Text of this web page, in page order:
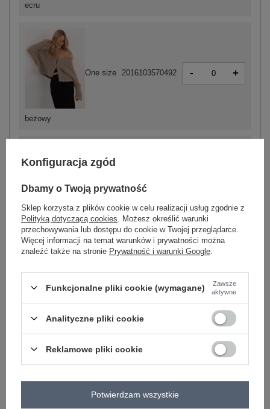
beżowy
One size 2016103570492 - +
jasny beżowy
One size 2016103570522
ecru
ZALOGUJ SIĘ I ZOBACZ CENĘ
Zadzwoń+48 601 547 740 Zadaj pytanie
skład materiału : 50% poliamid , 50% akryl
sposób prania : pranie w pralce w 30°C
Konfiguracja zgód
Dbamy o Twoją prywatność
Sklep korzysta z plików cookie w celu realizacji usług zgodnie z
Polityką dotyczącą cookies . Możesz określić warunki
przechowywania lub dostępu do cookie w Twojej przeglądarce.
Więcej informacji na temat warunków i prywatności można
znaleźć także na stronie Prywatność i warunki Google
Funkcjonalne pliki cookie (wymagane)
Zawsze
aktywne
Analityczne pliki cookie
Reklamowe pliki cookie
Potwierdzam wszystkie